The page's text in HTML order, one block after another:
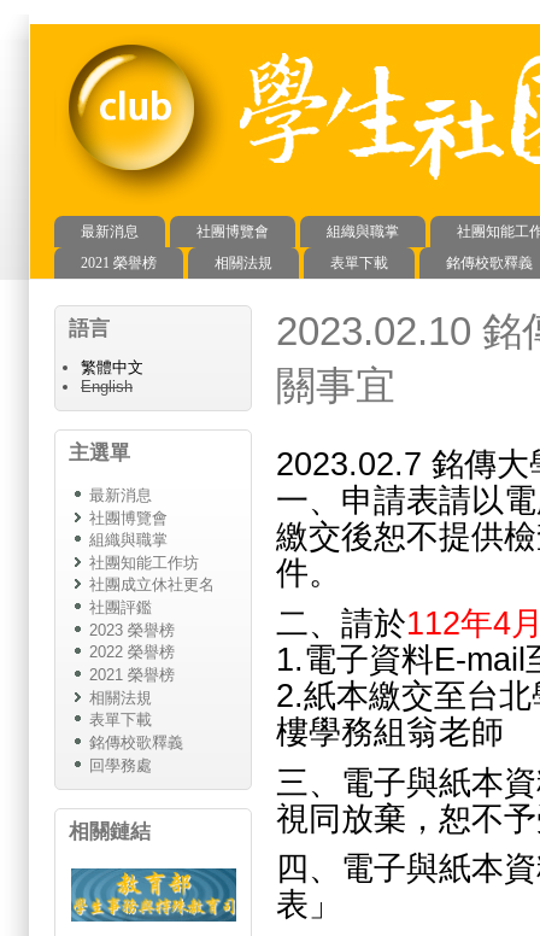
主選單
最新消息 社團博覽會 組織與職掌
社團知能工
2021 榮譽榜
相關法規 表單下載 銘傳校歌釋義
2023.02.10 銘
關事宜
2023.02.7 銘傳
一、申請表請以
繳交後恕不提供
件。
二、請於112年4
1.電子資料E-
2.紙本繳交至台
樓學務組翁老師
三、電子與紙本
視同放棄，恕不
四、電子與紙本
表」
語言
繁體中文
English
主選單
最新消息
社團博覽會
組織與職掌
社團知能工作坊
社團成立休社更名
社團評鑑
2023 榮譽榜
2022 榮譽榜
2021 榮譽榜
相關法規
表單下載
銘傳校歌釋義
回學務處
相關鏈結